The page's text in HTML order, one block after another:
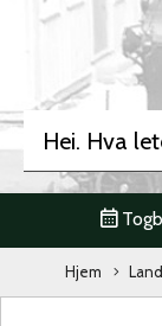
Hjem